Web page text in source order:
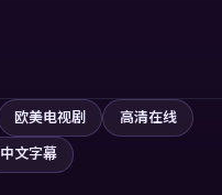
欧美电视剧
高清在线
中文字幕